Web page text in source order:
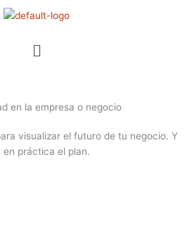
Menú
en la empresa o negocio
visualizar el futuro de tu negocio. Y
en práctica el plan.